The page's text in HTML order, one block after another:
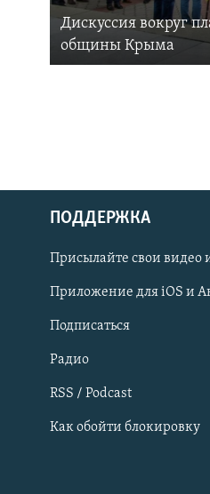
Українською
Qırımtatar
ПРИСОЕДИНЯЙТЕСЬ!
Дискуссия вокруг
общины Крыма
ПОДДЕРЖКА
Присылайте свои видео
Приложение для iOS и
Подписаться
Радио
RSS / Podcast
Как обойти блокировку